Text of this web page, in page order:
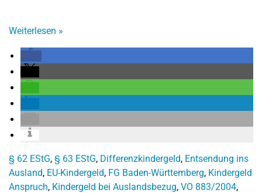
Weiterlesen »
§ 62 EStG, § 63 EStG, Differenzkindergeld, Entsendung ins
Ausland, EU-Kindergeld, FG Baden-Württemberg, Kindergeld
Anspruch, Kindergeld bei Auslandsbezug, VO 883/2004,